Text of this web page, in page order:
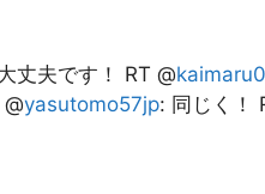
丈夫です！ RT @
yasutomo57jp: 同じく！